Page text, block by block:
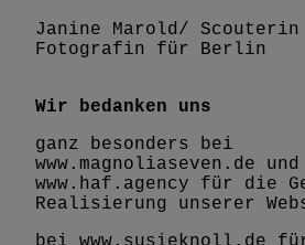
Janine Marold/ Scouterin
Fotografin für Berlin
Wir bedanken uns
ganz besonders bei
www.magnoliaseven.de und
www.haf.agency für die
Realisierung unserer